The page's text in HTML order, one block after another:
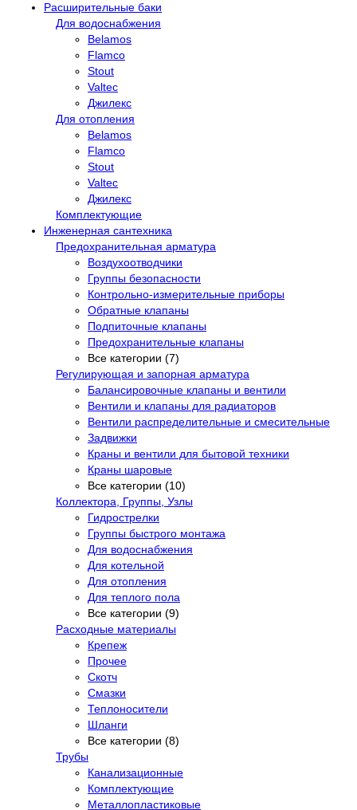
Расширительные баки
Для водоснабжения
Belamos
Flamco
Stout
Valtec
Джилекс
Для отопления
Belamos
Flamco
Stout
Valtec
Джилекс
Комплектующие
Инженерная сантехника
Предохранительная арматура
Воздухоотводчики
Группы безопасности
Контрольно-измерительные приборы
Обратные клапаны
Подпиточные клапаны
Предохранительные клапаны
Все категории (7)
Регулирующая и запорная арматура
Балансировочные клапаны и вентили
Вентили и клапаны для радиаторов
Вентили распределительные и смесительные
Задвижки
Краны и вентили для бытовой техники
Краны шаровые
Все категории (10)
Коллектора, Группы, Узлы
Гидрострелки
Группы быстрого монтажа
Для водоснабжения
Для котельной
Для отопления
Для теплого пола
Все категории (9)
Расходные материалы
Крепеж
Прочее
Скотч
Смазки
Теплоносители
Шланги
Все категории (8)
Трубы
Канализационные
Комплектующие
Металлопластиковые